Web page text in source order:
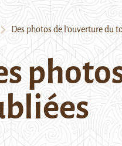
Des photos de l’ouverture du